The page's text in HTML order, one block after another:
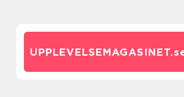
UPPLEVELSEMAGASINET.